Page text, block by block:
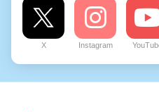
X Instagram